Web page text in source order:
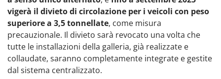
vigerà il divieto di circolazione per i veicoli con peso
superiore a 3,5 tonnellate, come misura
precauzionale. Il divieto sarà revocato una volta che
tutte le installazioni della galleria, già realizzate e
collaudate, saranno completamente integrate e gestite
dal sistema centralizzato.